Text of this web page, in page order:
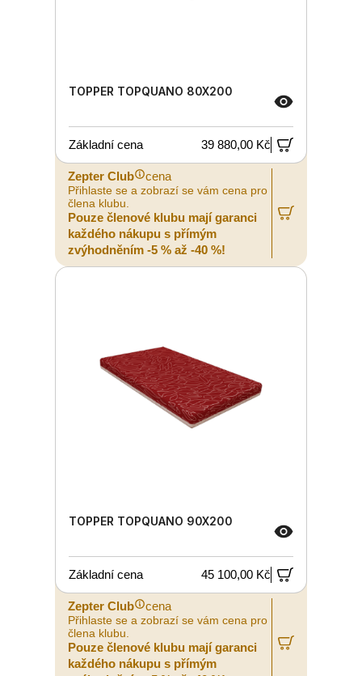
TOPPER TOPQUANO 80X200
Základní cena 39 880,00 Kč
Zepter Club cena
Přihlaste se a zobrazí se vám cena pro
člena klubu.
Pouze členové klubu mají garanci
každého nákupu s přímým
zvýhodněním -5 % až -40 %!
TOPPER TOPQUANO 90X200
Základní cena 45 100,00 Kč
Zepter Club cena
Přihlaste se a zobrazí se vám cena pro
člena klubu.
Pouze členové klubu mají garanci
každého nákupu s přímým